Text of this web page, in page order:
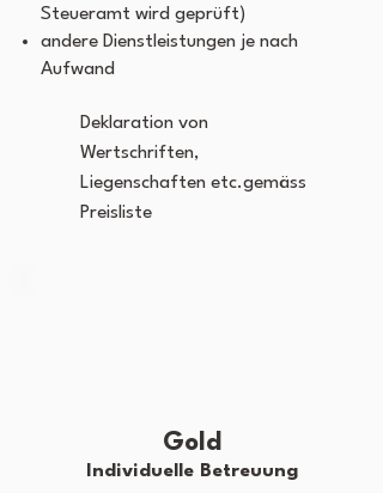
Steueramt wird geprüft)
andere Dienstleistungen je nach
Aufwand
Deklaration von
Wertschriften,
Liegenschaften etc.gemäss
Preisliste
Gold
Individuelle Betreuung